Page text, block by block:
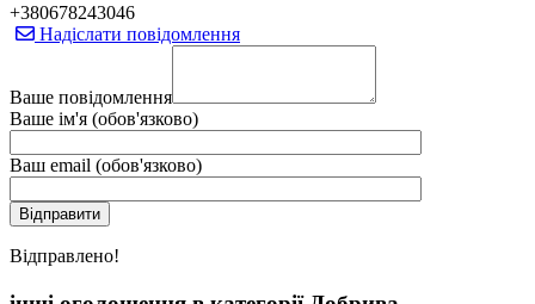
+380678243046
Надіслати повідомлення
Ваше повідомлення
Ваше ім'я (обов'язково)
Ваш email (обов'язково)
Вiдправлено!